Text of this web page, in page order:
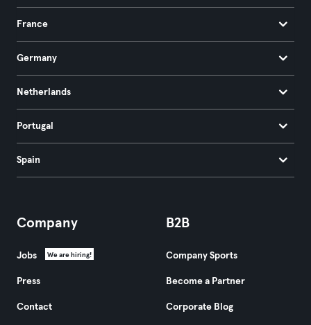
France
Germany
Netherlands
Portugal
Spain
Company
Jobs We are hiring!
Press
Contact
B2B
Company Sports
Become a Partner
Corporate Blog